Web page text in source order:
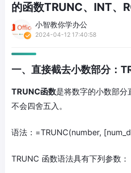
的函数TRUNC、INT、
小智教你学办公
2024-04-12 17:40:58
一、直接截去小数部分：
TRUNC函数是将数字的小数部分
不会四舍五入。
语法：=TRUNC(number,
TRUNC 函数语法具有下列参数：